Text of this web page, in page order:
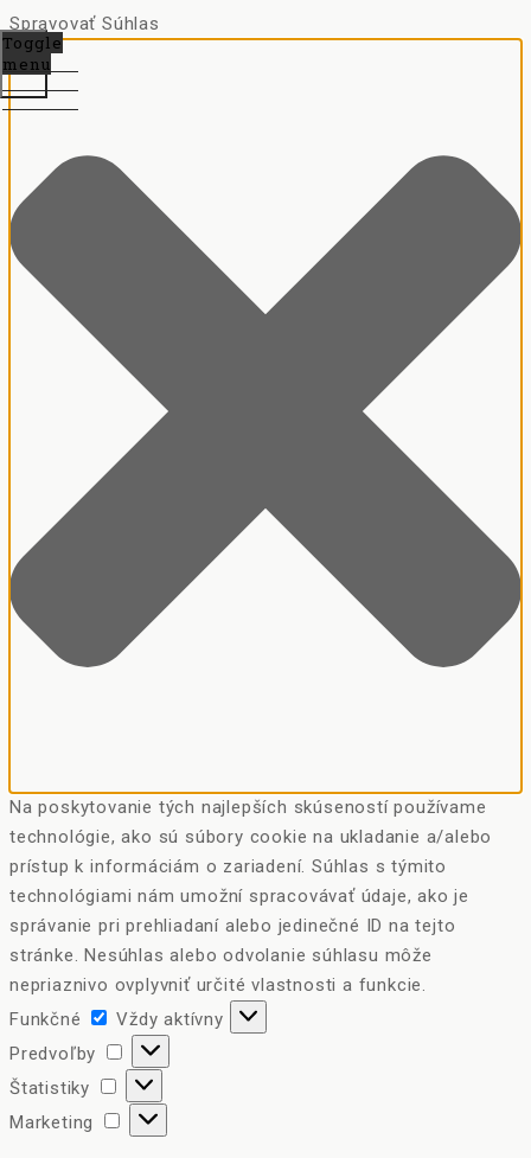
Spravovať Súhlas
Na poskytovanie tých najlepších skúseností používame
technológie, ako sú súbory cookie na ukladanie a/alebo
prístup k informáciám o zariadení. Súhlas s týmito
technológiami nám umožní spracovávať údaje, ako je
správanie pri prehliadaní alebo jedinečné ID na tejto
stránke. Nesúhlas alebo odvolanie súhlasu môže
nepriaznivo ovplyvniť určité vlastnosti a funkcie.
Funkčné
Funkčné
Vždy aktívny
Predvoľby
Predvoľby
Štatistiky
Štatistiky
Marketing
Marketing
Toggle
menu